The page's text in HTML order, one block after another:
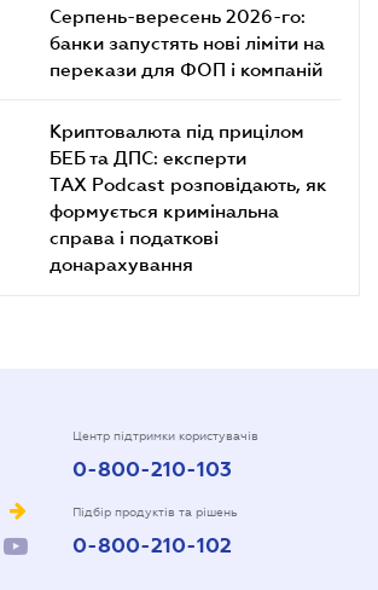
Серпень-вересень 2026-го:
банки запустять нові ліміти на
перекази для ФОП і компаній
Криптовалюта під прицілом
БЕБ та ДПС: експерти
TAX Podcast розповідають, як
формується кримінальна
справа і податкові
донарахування
Центр підтримки користувачів
0-800-210-103
Підбір продуктів та рішень
0-800-210-102